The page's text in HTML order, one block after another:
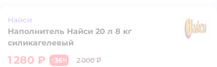
Найси
Наполнитель Найси 20 л 8 кг
силикагелевый
1 280 ₽ −36%
2 000 ₽